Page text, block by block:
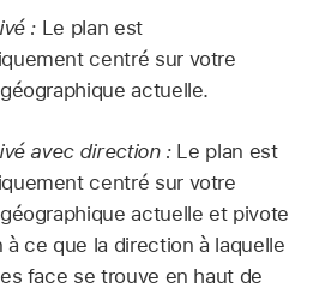
: Le plan est
centré sur votre
actuelle.
avec direction :Le plan est
centré sur votre
actuelle et pivote
à ce que la direction à laquelle
face se trouve en haut de